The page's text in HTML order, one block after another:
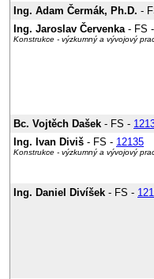
Ing. Adam Čermák, Ph.D. -
Ing. Jaroslav Červenka- FS -
Konstrukce - výzkumný a vývojový
Bc. Vojtěch Dašek - FS -
Ing. Ivan Diviš - FS - 12135
Konstrukce - výzkumný a vývojový
Ing. Daniel Divíšek - FS -